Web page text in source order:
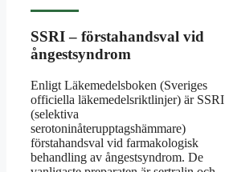
SSRI – förstahandsval vid
ångestsyndrom
Enligt Läkemedelsboken (Sveriges
officiella läkemedelsriktlinjer) är SSRI
(selektiva
serotoninåterupptagshämmare)
förstahandsval vid farmakologisk
behandling av ångestsyndrom. De